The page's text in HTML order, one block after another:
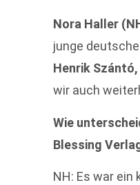
Nora Haller
junge
Henrik Szántó,
wir auch
Wie
Blessing
NH: Es war